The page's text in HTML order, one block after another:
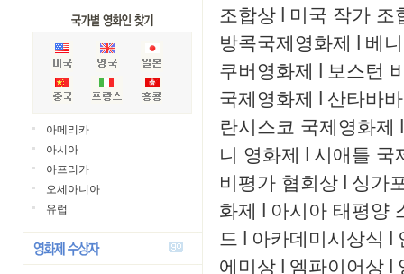
아메리카
아시아
아프리카
오세아니아
유럽
조합상 l 미국 작가 조
방콕국제영화제 l 베
쿠버영화제 l 보스턴
국제영화제 l 산타바
란시스코 국제영화제 l
니 영화제 l 시애틀 국
비평가 협회상 l 싱가
화제 l 아시아 태평양
드 l 아카데미시상식 l
에미상 l 엠파이어상 l